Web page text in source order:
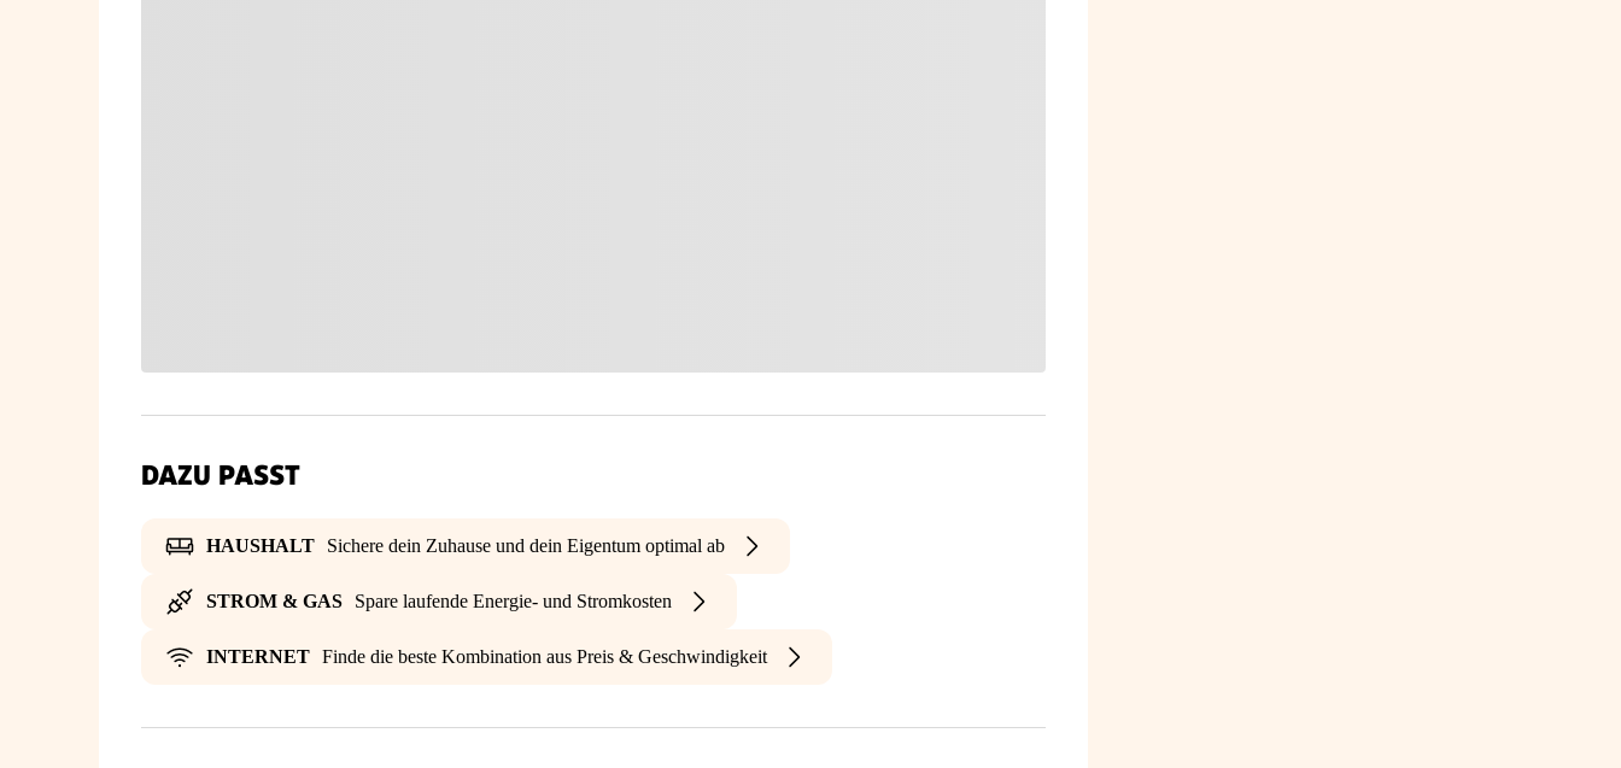
DAZU PASST
HAUSHALT Sichere dein Zuhause und dein Eigentum optimal ab
STROM & GAS Spare laufende Energie- und Stromkosten
INTERNET Finde die beste Kombination aus Preis & Geschwindigkeit